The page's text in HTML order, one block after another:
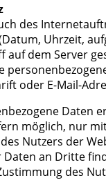
des
Uhrzeit,
auf dem Server
oder E-Mail-
Daten
möglich, nur
Nutzers der
Daten an Dritte
des